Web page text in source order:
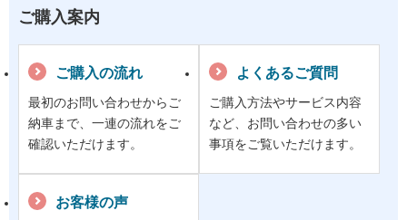
ご購入案内
ご購入の流れ
最初のお問い合わせからご
納車まで、一連の流れをご
確認いただけます。
よくあるご質問
ご購入方法やサービス内容
など、お問い合わせの多い
事項をご覧いただけます。
お客様の声